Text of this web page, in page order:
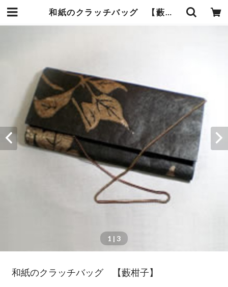
和紙のクラッチバッグ 【藪柑子】 | 暮らしの中の和紙のかたち
1 | 3
和紙のクラッチバッグ 【藪柑子】